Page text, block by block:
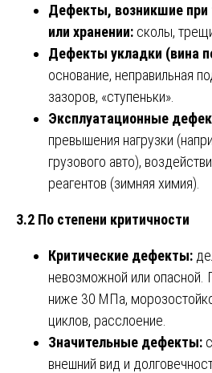
Дефекты, возникшие при
или хранении: сколы,
Дефекты укладки (вина
основание, неправильная
зазоров, «ступеньки».
Эксплуатационные
превышения нагрузки
грузового авто),
реагентов (зимняя химия).
3.2 По степени критичности
Критические дефекты:
невозможной или опасной.
ниже 30 МПа,
циклов, расслоение.
Значительные дефекты:
внешний вид и